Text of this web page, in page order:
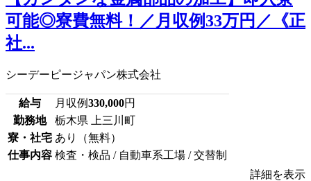
可能◎寮費無料！／月収例33万円／《正
社...
シーデーピージャパン株式会社
給与 月収例330,000円
勤務地
栃木県 上三川町
寮・社宅 あり（無料）
仕事内容 検査・検品 / 自動車系工場 / 交替制
詳細を表示